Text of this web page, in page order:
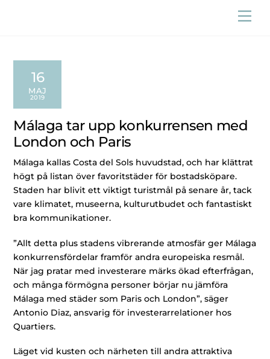
16
MAJ
2019
Málaga tar upp konkurrensen med
London och Paris
Málaga kallas Costa del Sols huvudstad, och har klättrat
högt på listan över favoritstäder för bostadsköpare.
Staden har blivit ett viktigt turistmål på senare år, tack
vare klimatet, museerna, kulturutbudet och fantastiskt
bra kommunikationer.
”Allt detta plus stadens vibrerande atmosfär ger Málaga
konkurrensfördelar framför andra europeiska resmål.
När jag pratar med investerare märks ökad efterfrågan,
och många förmögna personer börjar nu jämföra
Málaga med städer som Paris och London”, säger
Antonio Diaz, ansvarig för investerarrelationer hos
Quartiers.
Läget vid kusten och närheten till andra attraktiva